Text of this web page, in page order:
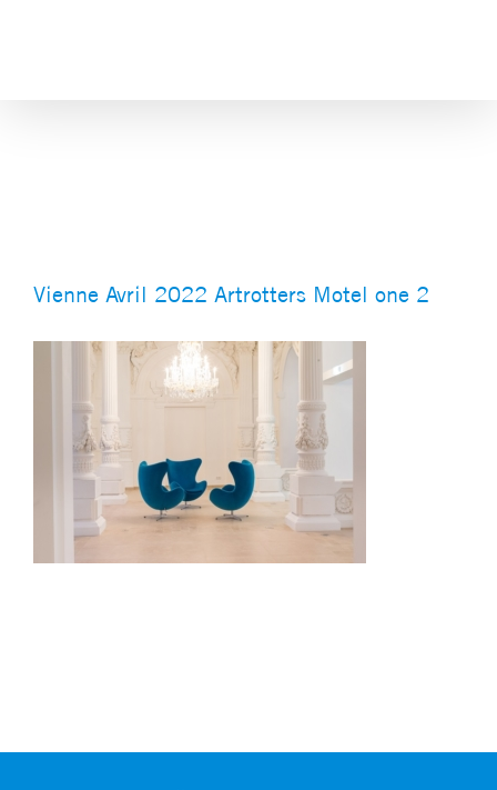
Vienne Avril 2022 Artrotters Motel one 2